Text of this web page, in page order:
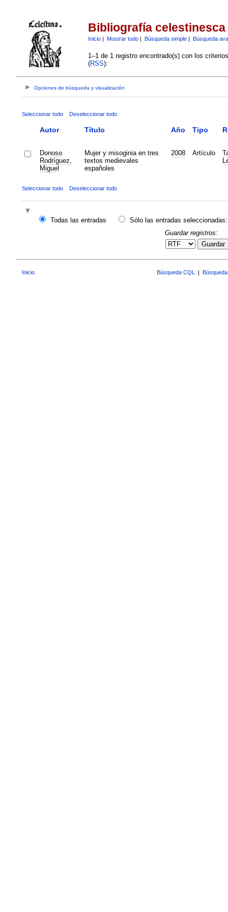
Bibliografía celestinesca
Inicio| Mostrar todo| Búsqueda simple| Búsqueda
1–1 de 1 registro encontrado(s) con los
(RSS):
Opciones de búsqueda y visualización
Seleccionar todo Deseleccionar todo
Autor Título Año Tipo
Donoso
Rodríguez,
Miguel
Mujer y misoginia en tres
textos medievales
españoles
2008 Artículo
Seleccionar todo Deseleccionar todo
Todas las entradas
Sólo las entradas seleccionadas:
Guardar registros:
Guardar
Inicio Búsqueda CQL